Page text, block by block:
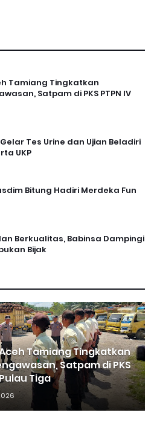
Tamiang Tingkatkan
Satpam di PKS PTPN IV
Tes Urine dan Ujian Beladiri
UKP
Bitung Hadiri Merdeka Fun
Berkualitas, Babinsa Dampingi
Bijak
Tamiang Tingkatkan
Satpam di PKS
Tiga